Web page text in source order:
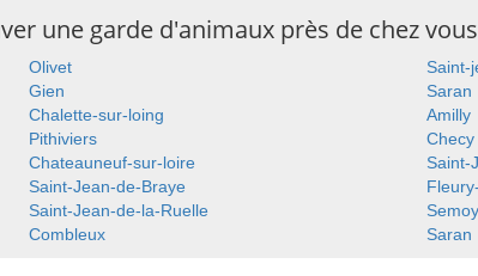
une garde d'animaux près de chez vous
Olivet
Saint-
Gien
Saran
Chalette-sur-loing
Amilly
Pithiviers
Checy
Chateauneuf-sur-loire
Saint-
Saint-Jean-de-Braye
Saint-Jean-de-la-Ruelle
Semoy
Combleux Saran